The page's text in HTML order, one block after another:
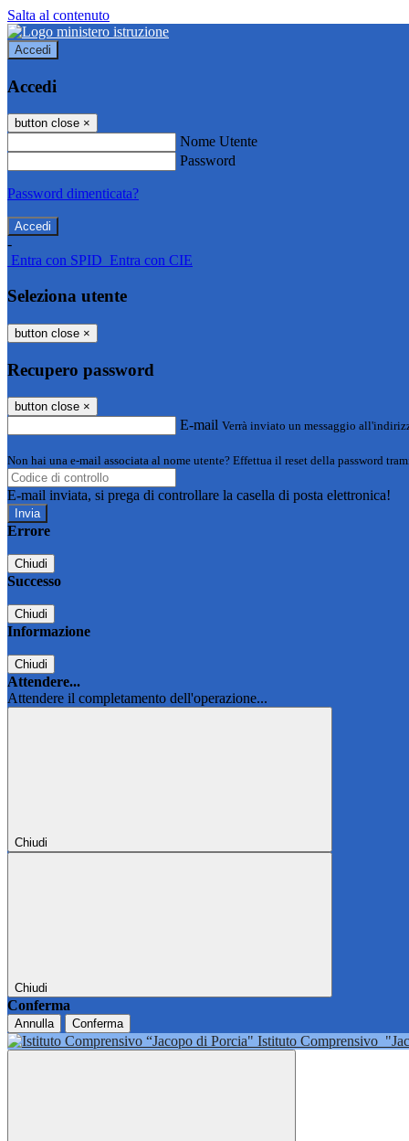
Salta al contenuto
Accedi
Accedi
button close ×
Nome Utente
Password
Password dimenticata?
-
Entra con SPID Entra con CIE
Seleziona utente
button close ×
Recupero password
button close ×
E-mail Verrà inviato un messaggio
Non hai una e-mail associata al nome utente? Effettua il reset della password
E-mail inviata, si prega di controllare la casella di posta elettronica!
Errore
Chiudi
Successo
Chiudi
Informazione
Chiudi
Attendere...
Attendere il completamento dell'operazione...
Chiudi
Chiudi
Conferma
Annulla Conferma
Istituto Comprensivo